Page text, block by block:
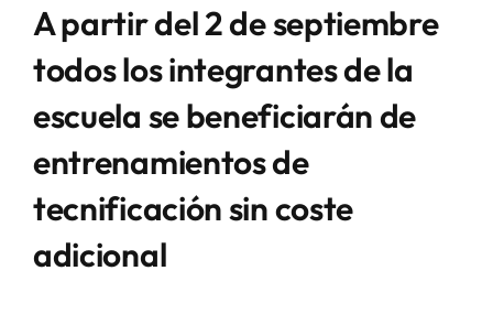
A partir del 2 de septiembre
todos los integrantes de la
escuela se beneficiarán de
entrenamientos de
tecnificación sin coste
adicional